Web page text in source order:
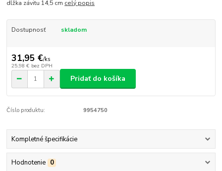
dĺžka závitu 14,5 cm celý popis
Dostupnosť skladom
31,95 €/ks
25,98 € bez DPH
Pridať do košíka
Číslo produktu: 9954750
Kompletné špecifikácie
Hodnotenie 0